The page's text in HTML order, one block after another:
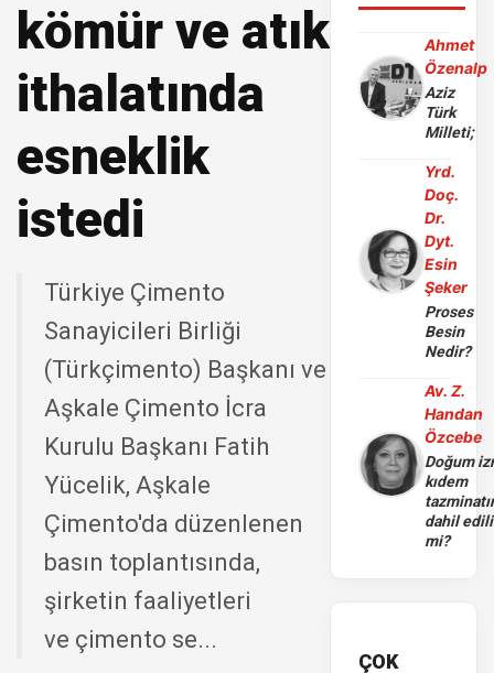
kömür ve atık
ithalatında
esneklik
istedi
Türkiye Çimento
Sanayicileri Birliği
(Türkçimento) Başkanı ve
Aşkale Çimento İcra
Kurulu Başkanı Fatih
Yücelik, Aşkale
Çimento'da düzenlenen
basın toplantısında,
şirketin faaliyetleri
ve çimento se...
Ahmet
Özenalp
Aziz
Türk
Milleti;
Yrd.
Doç.
Dr.
Dyt.
Esin
Şeker
Proses
Besin
Nedir?
Av. Z.
Handan
Özcebe
Doğum
kıdem
dahil
mi?
ÇOK